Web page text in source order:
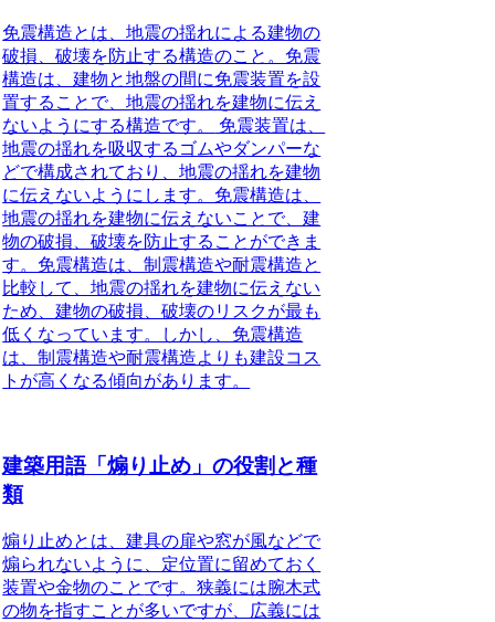
免震構造とは、地震の揺れによる建物の
破損、破壊を防止する構造のこと。免震
構造は、建物と地盤の間に免震装置を設
置することで、地震の揺れを建物に伝え
ないようにする構造です。
免震装置は、
地震の揺れを吸収するゴムやダンパーな
どで構成されており、地震の揺れを建物
に伝えないようにします。免震構造は、
地震の揺れを建物に伝えないことで、建
物の破損、破壊を防止することができま
す。免震構造は、制震構造や耐震構造と
比較して、地震の揺れを建物に伝えない
ため、建物の破損、破壊のリスクが最も
低くなっています。しかし、免震構造
は、制震構造や耐震構造よりも建設コス
トが高くなる傾向があります。
建築用語「煽り止め」の役割と種
類
煽り止めとは、建具の扉や窓が風などで
煽られないように、定位置に留めておく
装置や金物のこと です。狭義には腕木式
の物を指すことが多いですが、広義には